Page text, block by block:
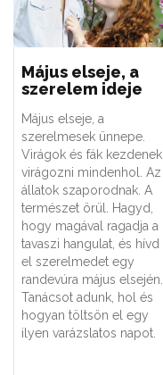
Május elseje, a
szerelem ideje
Május elseje, a
szerelmesek ünnepe.
Virágok és fák kezdenek
virágozni mindenhol. Az
állatok szaporodnak. A
természet örül. Hagyd,
hogy magával ragadja a
tavaszi hangulat, és hívd
el szerelmedet egy
randevúra május elsején.
Tanácsot adunk, hol és
hogyan töltsön el egy
ilyen varázslatos napot.